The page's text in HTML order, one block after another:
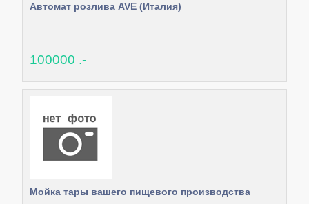
Автомат розлива AVE (Италия)
100000 .-
Мойка тары вашего пищевого производства